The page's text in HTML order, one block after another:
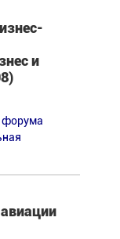
и
форума